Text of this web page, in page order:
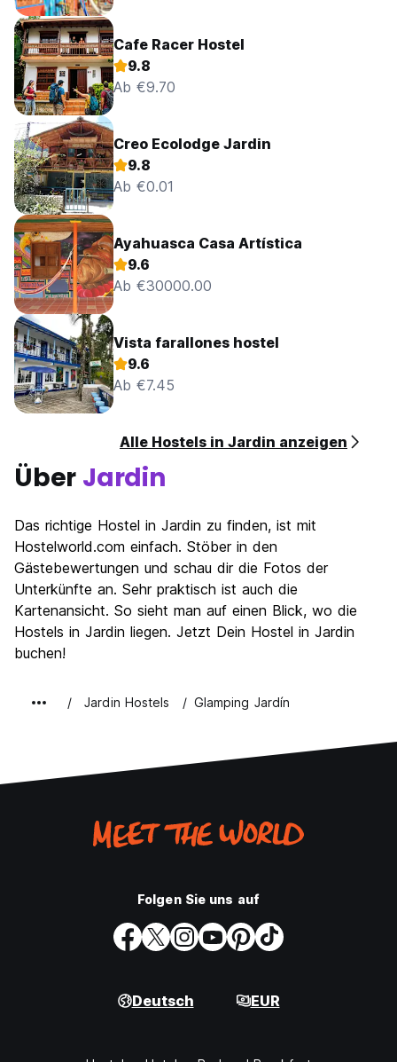
Cafe Racer Hostel
9.8
Ab €9.70
Creo Ecolodge Jardin
9.8
Ab €0.01
Ayahuasca Casa Artística
9.6
Ab €30000.00
Vista farallones hostel
9.6
Ab €7.45
Alle Hostels in Jardin anzeigen
Über Jardin
Das richtige Hostel in Jardin zu finden, ist mit
Hostelworld.com einfach. Stöber in den
Gästebewertungen und schau dir die Fotos der
Unterkünfte an. Sehr praktisch ist auch die
Kartenansicht. So sieht man auf einen Blick, wo die
Hostels in Jardin liegen. Jetzt Dein Hostel in Jardin
buchen!
Jardin Hostels Glamping Jardín
Folgen Sie uns auf
Deutsch EUR